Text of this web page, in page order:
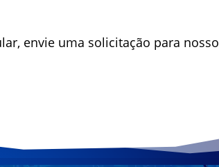
envie uma solicitação para nosso